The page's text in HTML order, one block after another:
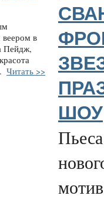
веером в
Пейдж,
Читать >>
ШОУ